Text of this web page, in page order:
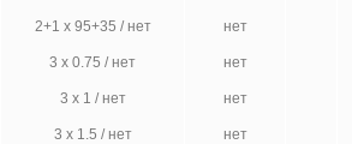
2+1 х 95+35 / нет нет
3 х 0.75 / нет нет
3 х 1 / нет нет
3 х 1.5 / нет нет